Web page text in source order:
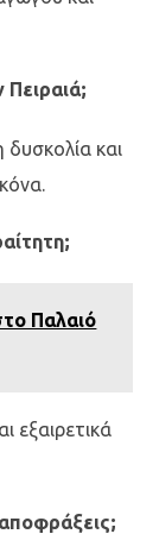
Πειραιά;
και
Παλαιό
εξαιρετικά